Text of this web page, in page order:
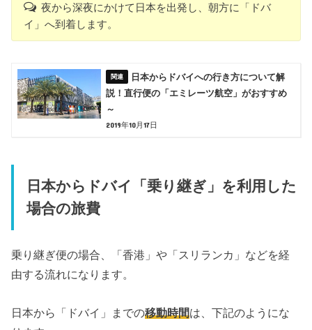
夜から深夜にかけて日本を出発し、朝方に「ドバ
イ」へ到着します。
日本からドバイへの行き方について解
説！直行便の「エミレーツ航空」がおすすめ
～
2019年10月17日
日本からドバイ「乗り継ぎ」を利用した
場合の旅費
乗り継ぎ便の場合、「香港」や「スリランカ」などを経
由する流れになります。
日本から「ドバイ」までの移動時間は、下記のようにな